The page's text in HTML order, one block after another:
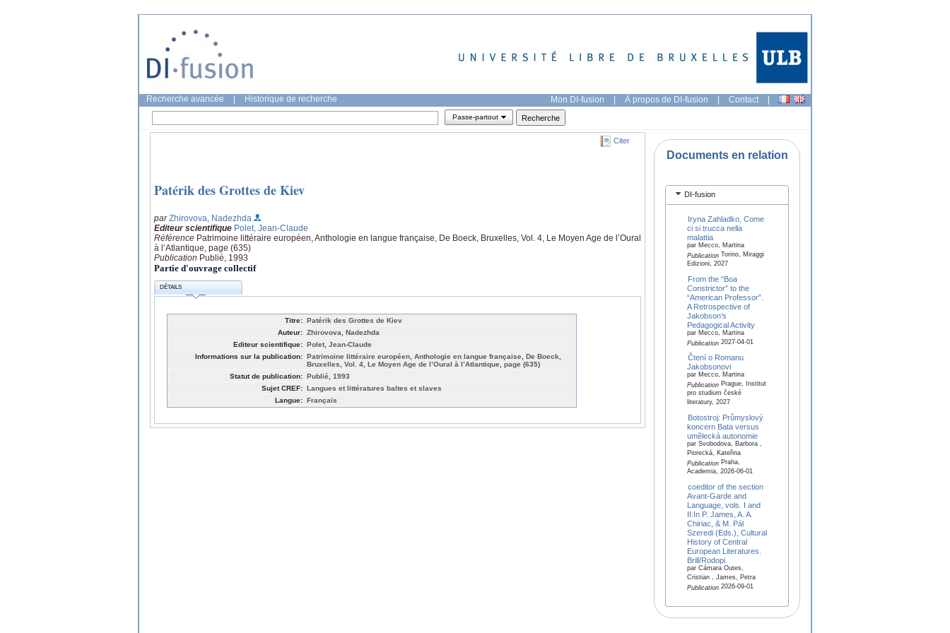
Recherche avancée Historique de recherche Mon DI-fusion | À propos de DI-fusion | Contact |
Passe-partout
Citer
Patérik des Grottes de Kiev
parZhirovova, Nadezhda
Editeur scientifique Polet, Jean-Claude
Référence Patrimoine littéraire européen, Anthologie en langue française, De Boeck, Bruxelles, Vol. 4, Le Moyen Age de l’Oural
à l’Atlantique, page (635)
Publication Publié, 1993
Partie d'ouvrage collectif
DÉTAILS
Titre: Patérik des Grottes de Kiev
Auteur: Zhirovova, Nadezhda
Editeur scientifique: Polet, Jean-Claude
Informations sur la publication: Patrimoine littéraire européen, Anthologie en langue française, De Boeck,
Bruxelles, Vol. 4, Le Moyen Age de l’Oural à l’Atlantique, page (635)
Statut de publication: Publié, 1993
Sujet CREF: Langues et littératures baltes et slaves
Langue: Français
Documents en relation
DI-fusion
Iryna Zahladko, Come
ci si trucca nella
malattia
par Mecco, Martina
PublicationTorino, Miraggi
Edizioni, 2027
From the “Boa
Constrictor” to the
“American Professor”.
A Retrospective of
Jakobson’s
Pedagogical Activity
par Mecco, Martina
Publication2027-04-01
Čtení o Romanu
Jakobsonovi
par Mecco, Martina
PublicationPrague, Institut
pro studium české
literatury, 2027
Botostroj: Průmyslový
koncern Bata versus
umělecká autonomie
par Svobodova, Barbora ,
Piorecká, Kateřina
PublicationPraha,
Academia, 2026-06-01
coeditor of the section
Avant-Garde and
Language, vols. I and
II:In P. James, A. A.
Chiriac, & M. Pál
Szeredi (Eds.), Cultural
History of Central
European Literatures.
Brill/Rodopi.
par Cámara Outes,
Cristian , James, Petra
Publication2026-09-01